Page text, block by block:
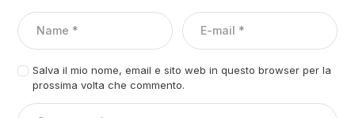
Salva il mio nome, email e sito web in questo browser per la
prossima volta che commento.